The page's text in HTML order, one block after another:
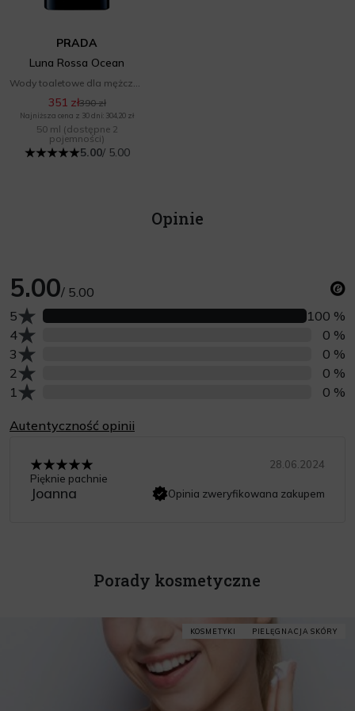
PRADA
Luna Rossa Ocean
351 zł390 zł
Najniższa cena z 30 dni: 304,20 zł
50 ml (dostępne 2
pojemności)
5.00/ 5.00
Opinie
5.00/ 5.00
Liczba opinii z oceną
1 0 %
Liczba opinii z oceną
2 0 %
Liczba opinii z oceną
3 0 %
Liczba opinii z oceną
4 0 %
Liczba opinii z oceną
5 100 %
Autentyczność opinii
28.06.2024
Pięknie pachnie
Joanna Opinia zweryfikowana zakupem
Porady kosmetyczne
KOSMETYKI PIELĘGNACJA SKÓRY